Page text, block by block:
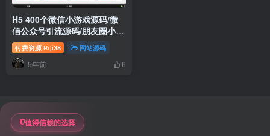
H5 400个微信小游戏源码/微
信公众号引流源码/朋友圈小游
戏引流源码
付费资源 R币38 网站源码
5年前 6
值得信赖的选择